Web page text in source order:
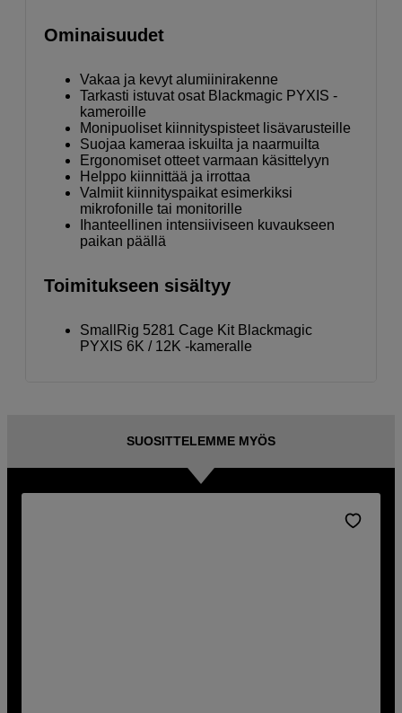
Ominaisuudet
Vakaa ja kevyt alumiinirakenne
Tarkasti istuvat osat Blackmagic PYXIS -
kameroille
Monipuoliset kiinnityspisteet lisävarusteille
Suojaa kameraa iskuilta ja naarmuilta
Ergonomiset otteet varmaan käsittelyyn
Helppo kiinnittää ja irrottaa
Valmiit kiinnityspaikat esimerkiksi
mikrofonille tai monitorille
Ihanteellinen intensiiviseen kuvaukseen
paikan päällä
Toimitukseen sisältyy
SmallRig 5281 Cage Kit Blackmagic
PYXIS 6K / 12K -kameralle
SUOSITTELEMME MYÖS